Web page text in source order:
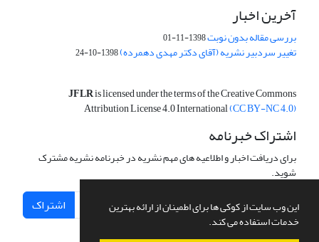
این وب سایت از کوکی ها برای اطمینان از ارائه بهترین
خدمات استفاده می کند.
آخرین اخبار
بررسی مقاله بدون نوبت1398-11-01
تغییر سردبیر نشریه (آقای دکتر مهدی دهمرده)1398-10-24
JFLRis licensed under the terms of the Creative Commons
Attribution License 4.0 International(CC BY-NC 4.0)
اشتراک خبرنامه
برای دریافت اخبار و اطلاعیه های مهم نشریه در خبرنامه نشریه مشترک
شوید.
اشتراک